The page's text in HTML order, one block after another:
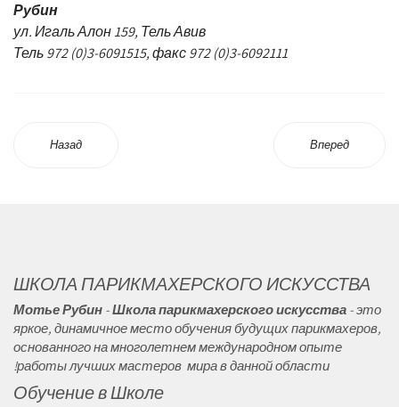
Рубин
ул. Игаль Алон 159, Тель Авив
Тель 972 (0)3-6091515, факс 972 (0)3-6092111
Назад Вперед
ШКОЛА ПАРИКМАХЕРСКОГО ИСКУССТВА
Мотье Рубин -Школапарикмахерского искусства - это
яркое, динамичное место обучения будущих парикмахеров,
основанного на многолетнем международном опыте
работы лучших мастеров мира в данной области!
Обучение в Школе